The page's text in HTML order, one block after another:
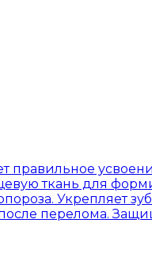
правильное
ткань для
Укрепляет
перелома.